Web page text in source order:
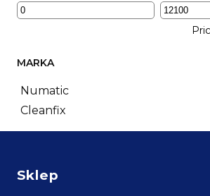
MARKA
Numatic
Cleanfix
Sklep